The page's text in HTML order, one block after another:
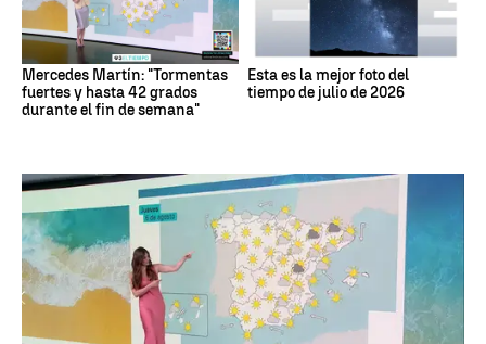
Mercedes Martín: "Tormentas
fuertes y hasta 42 grados
durante el fin de semana"
Esta es la mejor foto del
tiempo de julio de 2026